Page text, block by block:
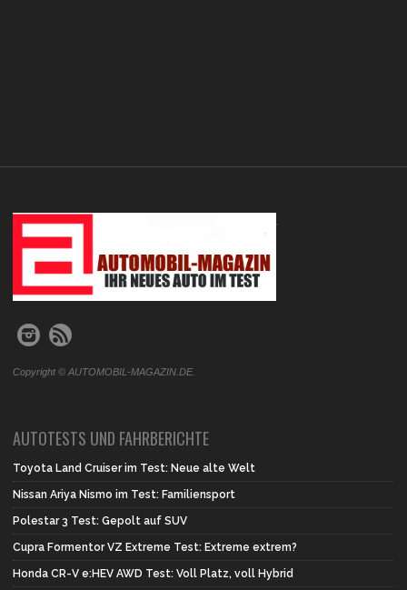
.
Copyright © AUTOMOBIL-MAGAZIN.DE.
AUTOTESTS UND FAHRBERICHTE
Toyota Land Cruiser im Test: Neue alte Welt
Nissan Ariya Nismo im Test: Familiensport
Polestar 3 Test: Gepolt auf SUV
Cupra Formentor VZ Extreme Test: Extreme extrem?
Honda CR-V e:HEV AWD Test: Voll Platz, voll Hybrid